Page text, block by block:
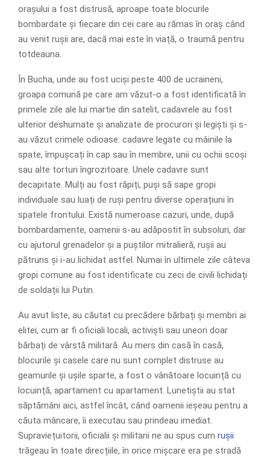
orașului a fost distrusă, aproape toate blocurile
bombardate și fiecare din cei care au rămas în oraș când
au venit rușii are, dacă mai este în viață, o traumă pentru
totdeauna.
În Bucha, unde au fost uciși peste 400 de ucraineni,
groapa comună pe care am văzut-o a fost identificată în
primele zile ale lui martie din satelit, cadavrele au fost
ulterior deshumate și analizate de procurori și legiști și s-
au văzut crimele odioase: cadavre legate cu mâinile la
spate, împușcați în cap sau în membre, unii cu ochii scoși
sau alte torturi îngrozitoare. Unele cadavre sunt
decapitate. Mulți au fost răpiți, puși să sape gropi
individuale sau luați de ruși pentru diverse operațiuni în
spatele frontului. Există numeroase cazuri, unde, după
bombardamente, oamenii s-au adăpostit în subsoluri, dar
cu ajutorul grenadelor și a puștilor mitralieră, rușii au
pătruns și i-au lichidat astfel. Numai în ultimele zile câteva
gropi comune au fost identificate cu zeci de civili lichidați
de soldații lui Putin.
Au avut liste, au căutat cu precădere bărbați și membri ai
elitei, cum ar fi oficiali locali, activiști sau uneori doar
bărbați de vârstă militară. Au mers din casă în casă,
blocurile și casele care nu sunt complet distruse au
geamurile și ușile sparte, a fost o vânătoare locuință cu
locuință, apartament cu apartament. Lunetiștii au stat
săptămâni aici, astfel încât, când oamenii ieșeau pentru a
căuta mâncare, îi executau sau prindeau imediat.
Supraviețuitorii, oficialii și militarii ne au spus cum rușii
trăgeau în toate direcțiile, în orice mișcare era pe stradă